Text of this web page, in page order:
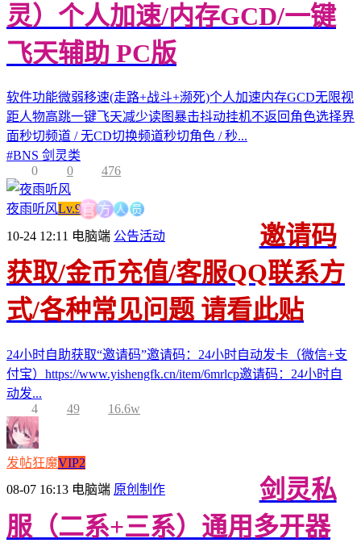
灵）个人加速/内存GCD/一键
飞天辅助 PC版
软件功能微弱移速(走路+战斗+濒死)个人加速内存GCD无限视
距人物高跳一键飞天减少读图暴击抖动挂机不返回角色选择界
面秒切频道 / 无CD切换频道秒切角色 / 秒...
#BNS 剑灵类
0
0 476
夜雨听风Lv.9官方人员
10-24 12:11 电脑端 公告活动
邀请码
获取/金币充值/客服QQ联系方
式/各种常见问题 请看此贴
24小时自助获取“邀请码”邀请码：24小时自动发卡（微信+支
付宝）https://www.yishengfk.cn/item/6mrlcp邀请码：24小时自
动发...
4
49 16.6w
发帖狂魔VIP2
08-07 16:13 电脑端 原创制作
剑灵私
服（二系+三系）通用多开器